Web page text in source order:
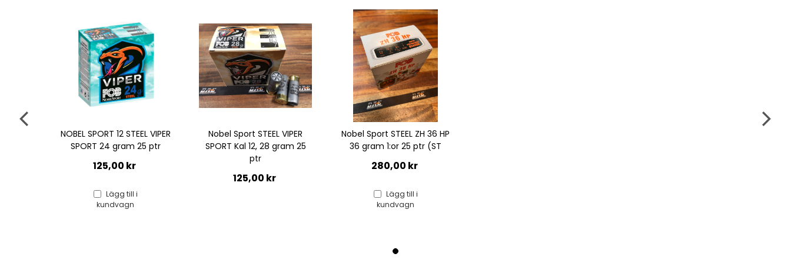
NOBEL SPORT 12 STEEL VIPER
SPORT 24 gram 25 ptr
125,00 kr
Lägg till i
kundvagn
Nobel Sport STEEL VIPER
SPORT Kal 12, 28 gram 25
ptr
125,00 kr
Nobel Sport STEEL ZH 36 HP
36 gram 1:or 25 ptr (ST
280,00 kr
Lägg till i
kundvagn